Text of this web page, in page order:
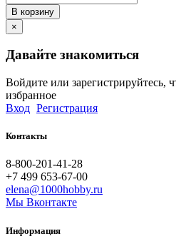
В корзину
×
Давайте знакомиться
Войдите или зарегистрируйтесь,
избранное
Вход Регистрация
Контакты
8-800-201-41-28
+7 499 653-67-00
elena@1000hobby.ru
Мы Вконтакте
Информация